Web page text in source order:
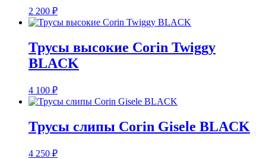
2 200 ₽
Трусы высокие Corin Twiggy
BLACK
4 100 ₽
Трусы слипы Corin Gisele BLACK
4 250 ₽